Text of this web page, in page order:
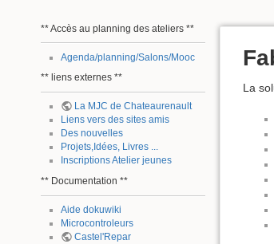
** Accès au planning des ateliers **
Agenda/planning/Salons/Mooc
** liens externes **
La MJC de Chateaurenault
Liens vers des sites amis
Des nouvelles
Projets,Idées, Livres ...
Inscriptions Atelier jeunes
** Documentation **
Aide dokuwiki
Microcontroleurs
Castel'Repar
La